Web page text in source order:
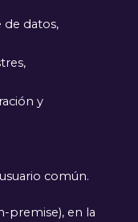
de datos,
y
común.
premise), en la